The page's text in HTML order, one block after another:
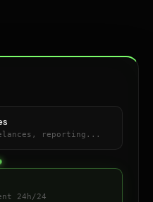
reporting...
24h/24